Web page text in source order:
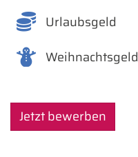
Urlaubsgeld
Weihnachtsgeld
Jetzt bewerben